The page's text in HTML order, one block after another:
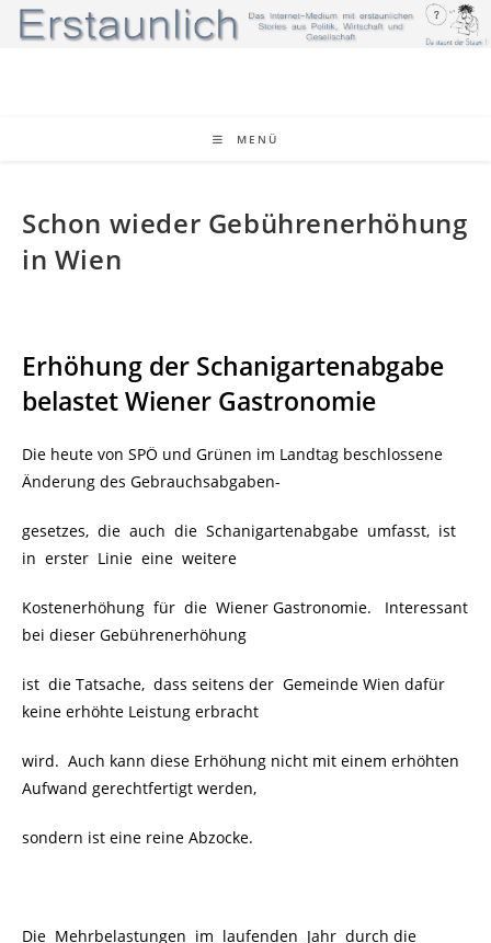
Zum
Inhalt
MENÜ
Schon wieder Gebührenerhöhung
in Wien
Erhöhung der Schanigartenabgabe
belastet Wiener Gastronomie
Die heute von SPÖ und Grünen im Landtag beschlossene
Änderung des Gebrauchsabgaben-
gesetzes, die auch die Schanigartenabgabe umfasst, ist
in erster Linie eine weitere
Kostenerhöhung für die Wiener Gastronomie. Interessant
bei dieser Gebührenerhöhung
ist die Tatsache, dass seitens der Gemeinde Wien dafür
keine erhöhte Leistung erbracht
wird. Auch kann diese Erhöhung nicht mit einem erhöhten
Aufwand gerechtfertigt werden,
sondern ist eine reine Abzocke.
Die Mehrbelastungen im laufenden Jahr durch die